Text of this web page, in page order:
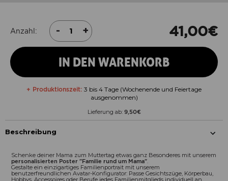
Anzahl: - + 41,00€
IN DEN WARENKORB
+ Produktionszeit: 3 bis 4 Tage (Wochenende und Feiertage
ausgenommen)
Lieferung ab: 9,50€
Beschreibung
Schenke deiner Mama zum Muttertag etwas ganz Besonderes mit unserem
personalisierten Poster "Familie rund um Mama"
Gestalte ein einzigartiges Familienportrait mit unserem
benutzerfreundlichen Avatar-Konfigurator: Passe Gesichtszüge, Körperbau,
Hobbys, Accessoires oder Berufe jedes Familienmitglieds individuell an.